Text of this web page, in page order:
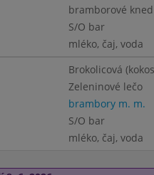
bramborové
S/O bar
mléko, čaj, voda
Brokolicová
Zeleninové lečo
brambory m. m.
S/O bar
mléko, čaj, voda